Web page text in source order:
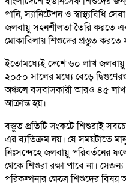
পানি, স্যানিটেশন ও স্বাস্থ্যবিধি
জলবায়ু সহনশীলতা তৈরি করতে
মোকাবিলায় শিশুদের প্রস্তুত
ইতোমধ্যেই দেশে ৬০ লাখ জলবায়ু
২০৫০ সালের মধ্যে বেড়ে
অঞ্চলে বসবাসকারী আরও ৪৫ লাখ
আক্রান্ত হয়।
বস্তুত প্রতিটি সংকটে শিশুরাই
এর ব্যতিক্রম নয়। যে সময়টাতে
নিঃসন্দেহে জলবায়ু পরিবর্তনের
থেকে শিশুরা রক্ষা পাবে না।
পরিকল্পনার ক্ষেত্রে শিশুদের